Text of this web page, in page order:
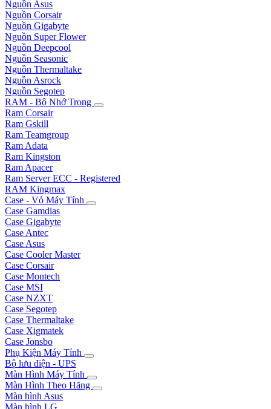
Nguồn Asus
Nguồn Corsair
Nguồn Gigabyte
Nguồn Super Flower
Nguồn Deepcool
Nguồn Seasonic
Nguồn Thermaltake
Nguồn Asrock
Nguồn Segotep
RAM - Bộ Nhớ Trong
Ram Corsair
Ram Gskill
Ram Teamgroup
Ram Adata
Ram Kingston
Ram Apacer
Ram Server ECC - Registered
RAM Kingmax
Case - Vỏ Máy Tính
Case Gamdias
Case Gigabyte
Case Antec
Case Asus
Case Cooler Master
Case Corsair
Case Montech
Case MSI
Case NZXT
Case Segotep
Case Thermaltake
Case Xigmatek
Case Jonsbo
Phụ Kiện Máy Tính
Bộ lưu điện - UPS
Màn Hình Máy Tính
Màn Hình Theo Hãng
Màn hình Asus
Màn hình LG